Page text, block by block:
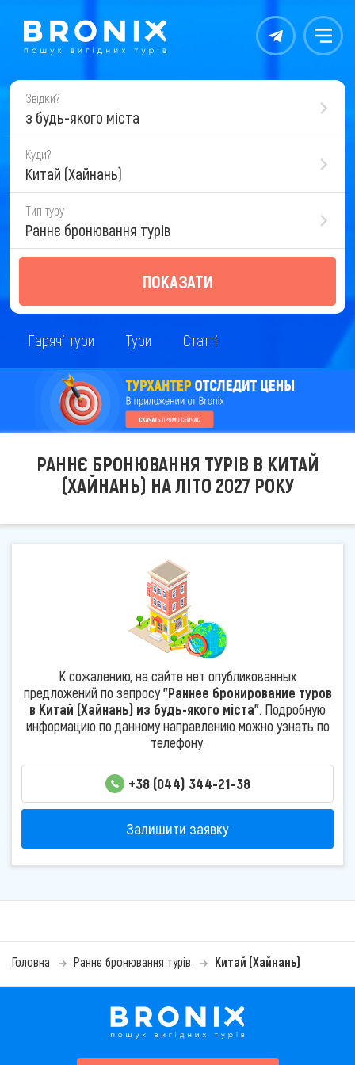
Контакты Меню
Звідки?
з будь-якого міста
Куди?
Китай (Хайнань)
Тип туру
Раннє бронювання турів
ПОКАЗАТИ
Гарячі тури Тури Статті
РАННЄ БРОНЮВАННЯ ТУРІВ В КИТАЙ
(ХАЙНАНЬ) НА ЛІТО 2027 РОКУ
К сожалению, на сайте нет опубликованных
предложений по запросу"Раннее бронирование туров
в Китай (Хайнань) из будь-якого міста". Подробную
информацию по данному направлению можно узнать по
телефону:
+38 (044) 344-21-38
Залишити заявку
Головна Раннє бронювання турів Китай (Хайнань)